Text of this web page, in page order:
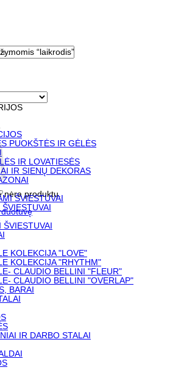
nėra produktų.
“laikrodis”
PUOKŠTĖS IR GĖLĖS
IR LOVATIESĖS
IR SIENŲ DEKORAS
ŠVIESTUVAI
KOLEKCIJA "LOVE"
KOLEKCIJA "RHYTHM"
CLAUDIO BELLINI "FLEUR"
CLAUDIO BELLINI "OVERLAP"
BARAI
IR DARBO STALAI